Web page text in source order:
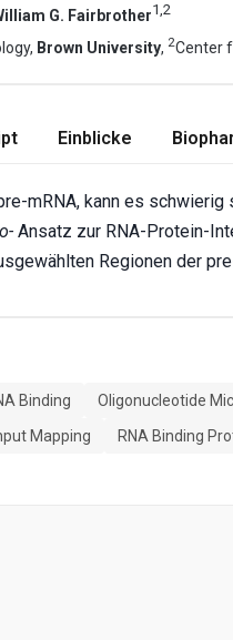
G. Fairbrother1,2
Brown University, 2Center
Einblicke
mRNA, kann es
Ansatz zur RNA-Protein-
Regionen der
Binding Oligonucleotide
Mapping RNA Binding